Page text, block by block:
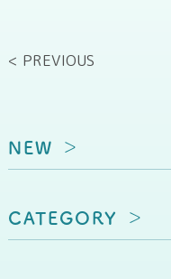
< PREVIOUS
NEW
CATEGORY